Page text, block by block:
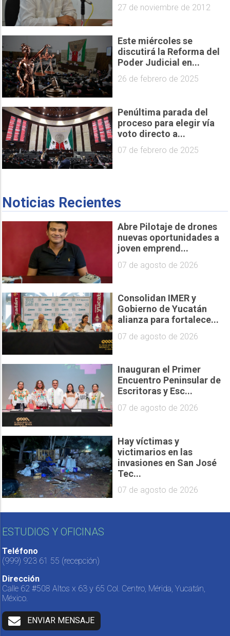
27 de noviembre de 2012
Este miércoles se
discutirá la Reforma del
Poder Judicial en...
26 de febrero de 2025
Penúltima parada del
proceso para elegir vía
voto directo a...
07 de febrero de 2025
Noticias Recientes
Abre Pilotaje de drones
nuevas oportunidades a
joven emprend...
07 de agosto de 2026
Consolidan IMER y
Gobierno de Yucatán
alianza para fortalece...
07 de agosto de 2026
Inauguran el Primer
Encuentro Peninsular de
Escritoras y Esc...
07 de agosto de 2026
Hay víctimas y
victimarios en las
invasiones en San José
Tec...
07 de agosto de 2026
ESTUDIOS Y OFICINAS
Teléfono
(999) 923 61 55 (recepción)
Dirección
Calle 62 #508 Altos x 63 y 65 Col. Centro, Mérida, Yucatán,
México.
ENVIAR MENSAJE